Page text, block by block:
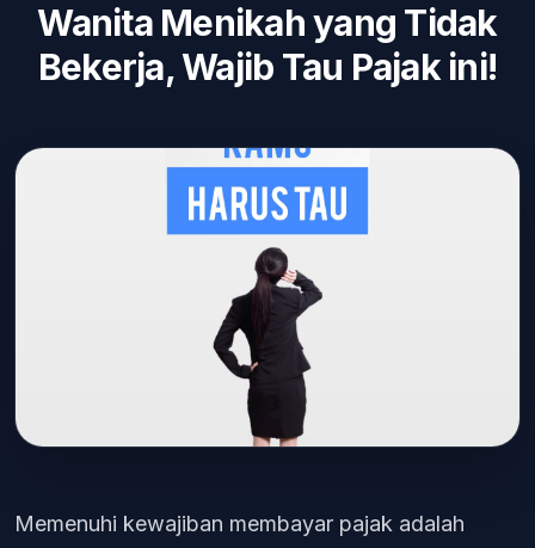
Wanita Menikah yang Tidak
Bekerja, Wajib Tau Pajak ini!
Memenuhi kewajiban membayar pajak adalah